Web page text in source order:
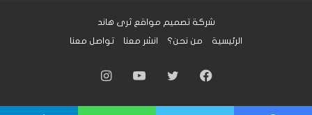
شركة تصميم مواقع ثرى هاند
الرئيسية
من نحن؟ انشر معنا تواصل معنا
فيسبوكتويتر يوتيوبانستقرام